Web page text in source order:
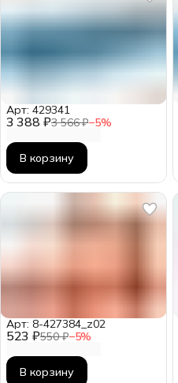
3 388 ₽3 566 ₽−5%
Арт: 429341
В корзину
523 ₽550 ₽−5%
Арт: 8-427384_z02
В корзину